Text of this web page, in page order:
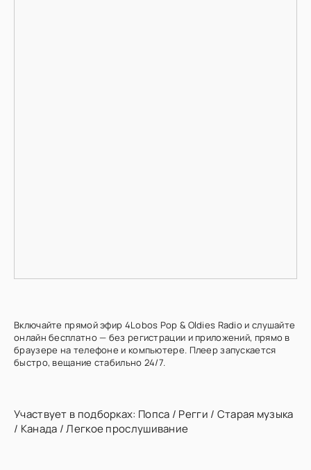
Включайте прямой эфир 4Lobos Pop & Oldies Radio и слушайте
онлайн бесплатно — без регистрации и приложений, прямо в
браузере на телефоне и компьютере. Плеер запускается
быстро, вещание стабильно 24/7.
Участвует в подборках: Попса / Регги / Старая музыка
/ Канада /Легкое прослушивание